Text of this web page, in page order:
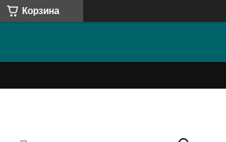
Корзина